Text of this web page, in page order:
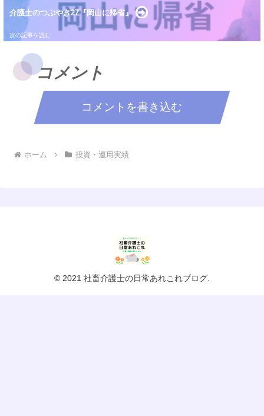
介護士のつぶやき27『岡山に帰省』
コメント
コメントを書き込む
ホーム 投資・運用実績
© 2021 社畜介護士の日常あれこれブログ.